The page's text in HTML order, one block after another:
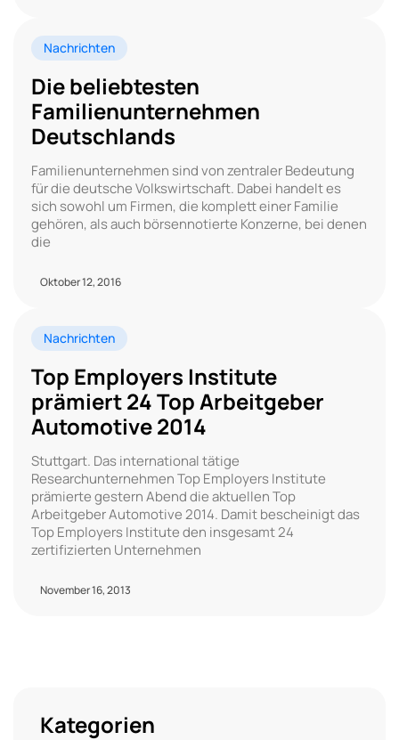
Nachrichten
Die beliebtesten
Familienunternehmen
Deutschlands
Familienunternehmen sind von zentraler Bedeutung
für die deutsche Volkswirtschaft. Dabei handelt es
sich sowohl um Firmen, die komplett einer Familie
gehören, als auch börsennotierte Konzerne, bei denen
die
Oktober 12, 2016
Nachrichten
Top Employers Institute
prämiert 24 Top Arbeitgeber
Automotive 2014
Stuttgart. Das international tätige
Researchunternehmen Top Employers Institute
prämierte gestern Abend die aktuellen Top
Arbeitgeber Automotive 2014. Damit bescheinigt das
Top Employers Institute den insgesamt 24
zertifizierten Unternehmen
November 16, 2013
Kategorien